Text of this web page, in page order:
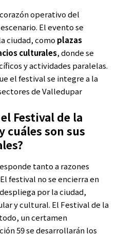
operativo del
El evento se
ciudad, como plazas
culturales, donde se
y actividades paralelas.
el festival se integre a la
de Valledupar
Festival de la
cuáles son sus
tanto a razones
festival no se encierra en
por la ciudad,
y cultural. El Festival de la
un certamen
59 se desarrollarán los